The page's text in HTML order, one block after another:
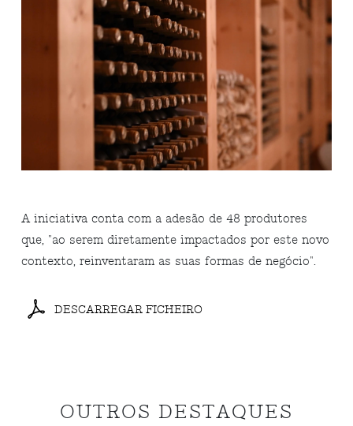
A iniciativa conta com a adesão de 48 produtores
que, "ao serem diretamente impactados por este novo
contexto, reinventaram as suas formas de negócio".
DESCARREGAR FICHEIRO
OUTROS DESTAQUES